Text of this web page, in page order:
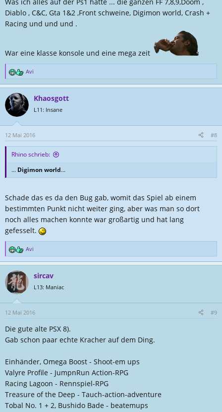
Diablo , C&C, Gta 1&2 ,Front schweine, Digimon world, Crash +
Racing und und und .
War eine klasse konsole und eine mega zeit
R
e
k
t
o
n
e
Avi
Khaosgott
L11: Insane
12 Mai 2016 #8
Rhino schrieb:
... Digimon world...
Schade das es da den Bug gab, womit das Spiel ab einem
bestimmten Punkt nicht weiter ging, aber was man so dort
noch alles machen konnte war großartig und hat lang
gefesselt.
R
e
k
t
o
n
n
:
Avi
sircav
L13: Maniac
12 Mai 2016 #9
Die gute alte PSX 8).
Gab schon paar echte Kracher auf dem Ding.
Einhänder, Omega Boost - Shoot-em ups
Valyre Profile - JumpnRun Action-RPG
Racing Lagoon - Rennspiel-RPG
Treasure of the Deep - Tauch-action-adventure
Tobal No. 1 + 2, Bushido Bade - beatemups